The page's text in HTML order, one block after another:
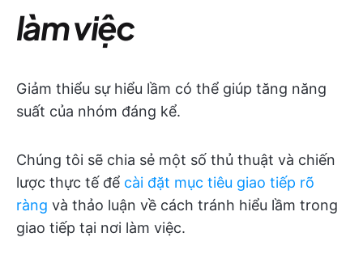
làm việc
Giảm thiểu sự hiểu lầm có thể giúp tăng năng
suất của nhóm đáng kể.
Chúng tôi sẽ chia sẻ một số thủ thuật và chiến
lược thực tế để cài đặt mục tiêu giao tiếp rõ
ràng và thảo luận về cách tránh hiểu lầm trong
giao tiếp tại nơi làm việc.